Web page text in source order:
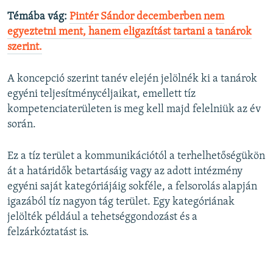
Témába vág: Pintér Sándor decemberben nem
egyeztetni ment, hanem eligazítást tartani a tanárok
szerint.
A koncepció szerint tanév elején jelölnék ki a tanárok
egyéni teljesítménycéljaikat, emellett tíz
kompetenciaterületen is meg kell majd felelniük az év
során.
Ez a tíz terület a kommunikációtól a terhelhetőségükön
át a határidők betartásáig vagy az adott intézmény
egyéni saját kategóriájáig sokféle, a felsorolás alapján
igazából tíz nagyon tág terület. Egy kategóriának
jelölték például a tehetséggondozást és a
felzárkóztatást is.